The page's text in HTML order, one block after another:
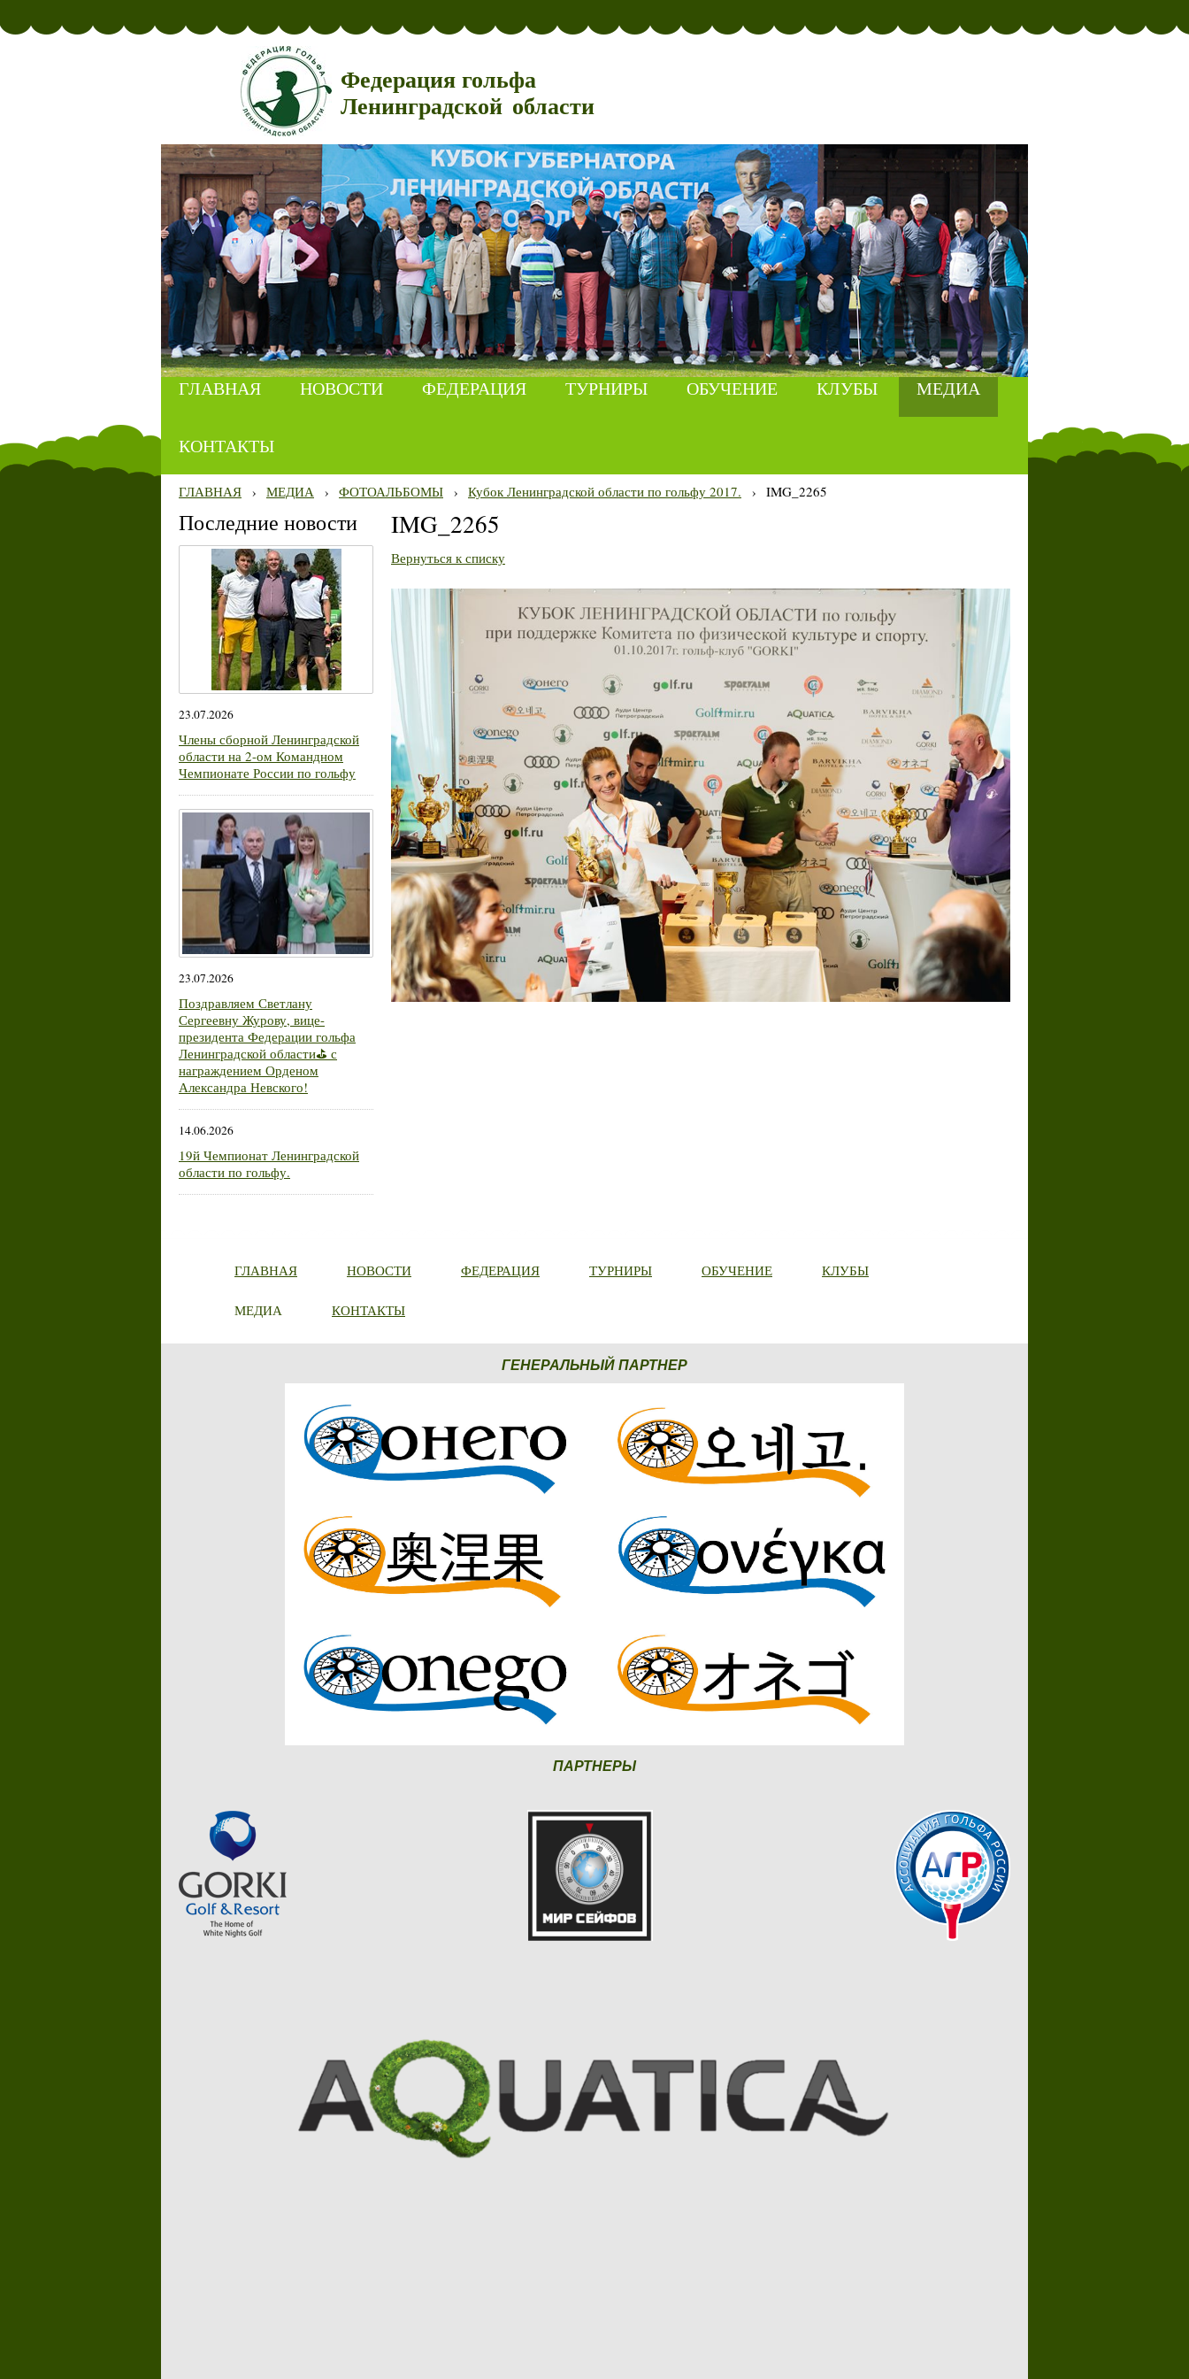
Федерация гольфа
Ленинградской области
ГЛАВНАЯ НОВОСТИ ФЕДЕРАЦИЯ ТУРНИРЫ ОБУЧЕНИЕ КЛУБЫ МЕДИА
КОНТАКТЫ
ГЛАВНАЯ › МЕДИА › ФОТОАЛЬБОМЫ › Кубок Ленинградской области по гольфу 2017. › IMG_2265
Последние новости
23.07.2026
Члены сборной Ленинградской
области на 2-ом Командном
Чемпионате России по гольфу
23.07.2026
Поздравляем Светлану
Сергеевну Журову, вице-
президента Федерации гольфа
Ленинградской области⛳ с
награждением Орденом
Александра Невского!
14.06.2026
19й Чемпионат Ленинградской
области по гольфу.
IMG_2265
Вернуться к списку
ГЛАВНАЯ НОВОСТИ ФЕДЕРАЦИЯ ТУРНИРЫ ОБУЧЕНИЕ КЛУБЫ
МЕДИА КОНТАКТЫ
ГЕНЕРАЛЬНЫЙ ПАРТНЕР
ПАРТНЕРЫ